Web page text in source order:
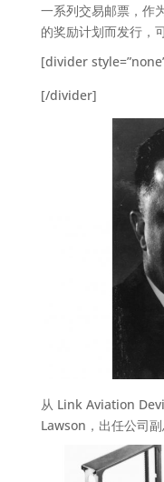
一系列交易邮票，作
的奖励计划而发行，
[divider
[/divider]
从 Link Aviation
Lawson，出任公司副